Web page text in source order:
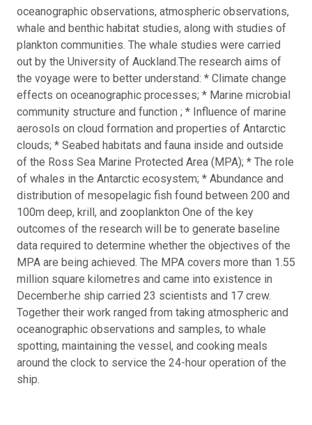
oceanographic observations, atmospheric observations,
whale and benthic habitat studies, along with studies of
plankton communities. The whale studies were carried
out by the University of Auckland.The research aims of
the voyage were to better understand: * Climate change
effects on oceanographic processes; * Marine microbial
community structure and function ; * Influence of marine
aerosols on cloud formation and properties of Antarctic
clouds; * Seabed habitats and fauna inside and outside
of the Ross Sea Marine Protected Area (MPA); * The role
of whales in the Antarctic ecosystem; * Abundance and
distribution of mesopelagic fish found between 200 and
100m deep, krill, and zooplankton One of the key
outcomes of the research will be to generate baseline
data required to determine whether the objectives of the
MPA are being achieved. The MPA covers more than 1.55
million square kilometres and came into existence in
December.he ship carried 23 scientists and 17 crew.
Together their work ranged from taking atmospheric and
oceanographic observations and samples, to whale
spotting, maintaining the vessel, and cooking meals
around the clock to service the 24-hour operation of the
ship.